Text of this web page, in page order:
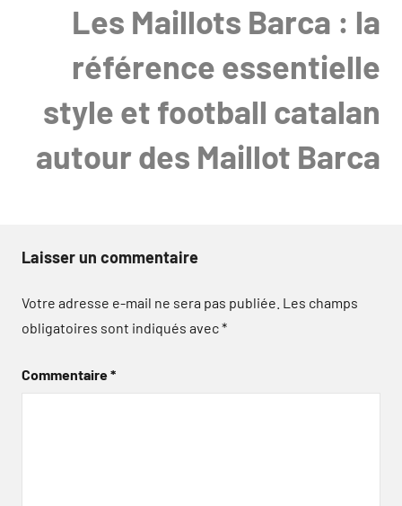
Les Maillots Barca : la
référence essentielle
style et football catalan
autour des Maillot Barca
Laisser un commentaire
Votre adresse e-mail ne sera pas publiée. Les champs
obligatoires sont indiqués avec*
Commentaire*